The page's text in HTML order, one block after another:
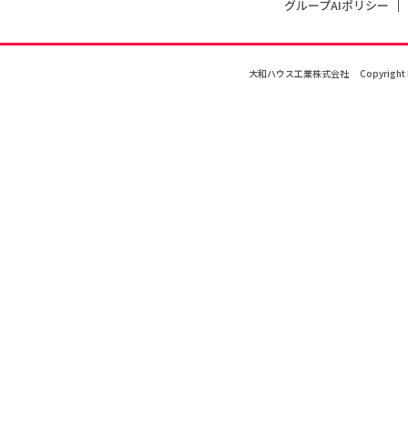
グループAIポリシー
大和ハウス工業株式会社 Copyright